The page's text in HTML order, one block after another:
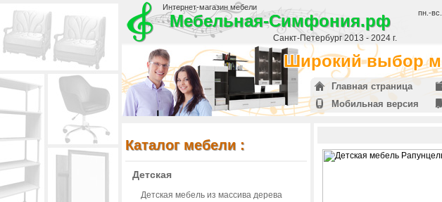
Интернет-магазин мебели
Мебельная-Симфония.рф
Санкт-Петербург 2013 - 2024 г.
пн.-
Широкий выбор
Главная страница
Мобильная версия
Каталог мебели :
Детская
Детская мебель из массива дерева